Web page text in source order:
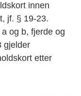
innen
jf. § 19-23.
og b, fjerde og
gjelder
etter